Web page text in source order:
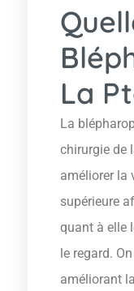
La
La
chirurgie de
améliorer la
supérieure
quant à elle
le regard.
améliorant